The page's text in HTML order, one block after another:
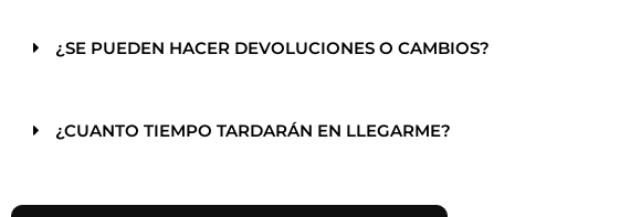
¿SE PUEDEN HACER DEVOLUCIONES O CAMBIOS?
¿CUANTO TIEMPO TARDARÁN EN LLEGARME?